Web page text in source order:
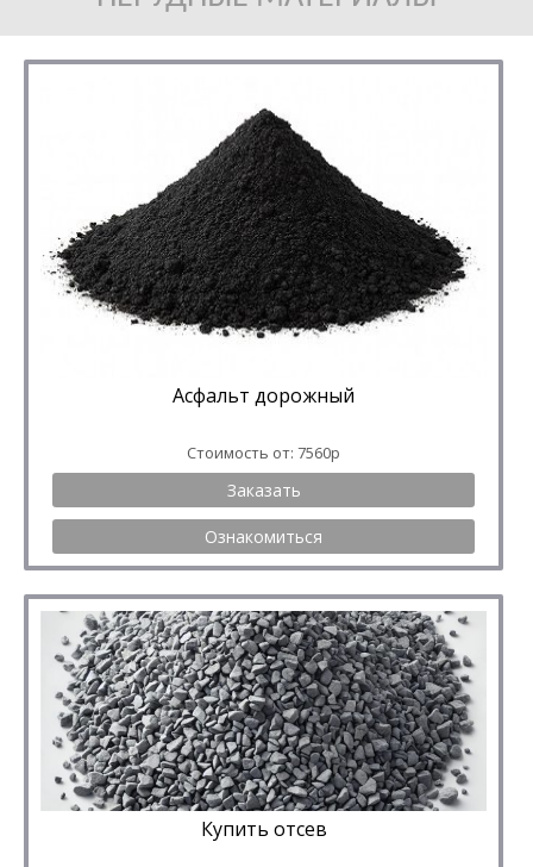
Асфальт дорожный
Стоимость от: 7560р
Заказать
Ознакомиться
Купить отсев